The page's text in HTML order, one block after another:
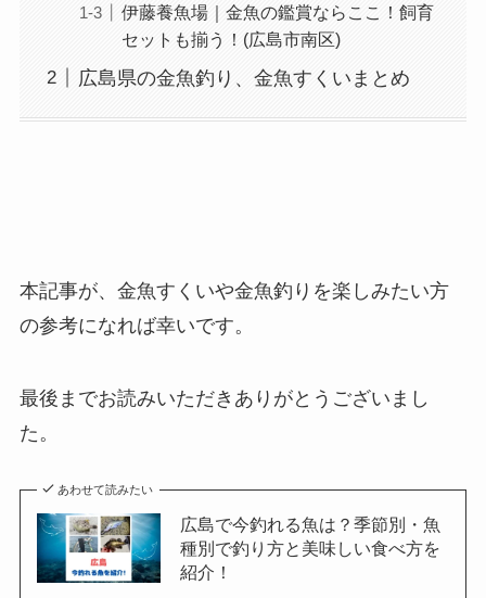
伊藤養魚場｜金魚の鑑賞ならここ！飼育
セットも揃う！(広島市南区)
広島県の金魚釣り、金魚すくいまとめ
本記事が、金魚すくいや金魚釣りを楽しみたい方
の参考になれば幸いです。
最後までお読みいただきありがとうございまし
た。
あわせて読みたい
広島で今釣れる魚は？季節別・魚
種別で釣り方と美味しい食べ方を
紹介！